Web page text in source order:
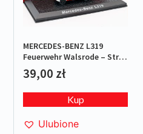
MERCEDES-BENZ L319
Feuerwehr Walsrode – Straż
pożarna
39,00 zł
Kup
Ulubione